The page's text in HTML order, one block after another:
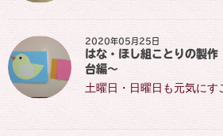
2020年05月25日
はな・ほし組ことりの製
台編～
土曜日・日曜日も元気にす